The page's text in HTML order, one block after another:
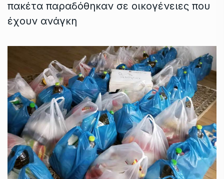
πακέτα παραδόθηκαν σε οικογένειες που
έχουν ανάγκη